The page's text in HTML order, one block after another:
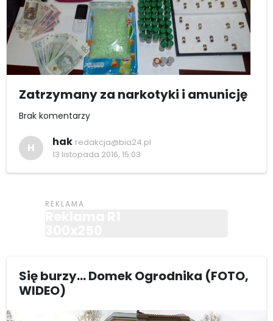
Zatrzymany za narkotyki i amunicję
Brak komentarzy
H hak redakcja@bia24.pl
13 listopada 2016, 15:03
Się burzy... Domek Ogrodnika (FOTO,
WIDEO)